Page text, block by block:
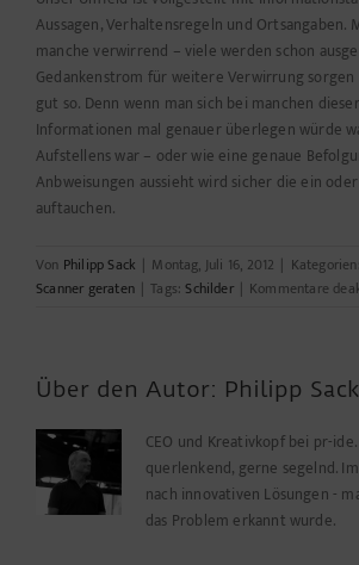
Aussagen, Verhaltensregeln und Ortsangaben.
manche verwirrend – viele werden schon
Gedankenstrom für weitere Verwirrung sorgen
gut so. Denn wenn man sich bei manchen
Informationen mal genauer überlegen würde
Aufstellens war – oder wie eine genaue
Anbweisungen aussieht wird sicher die ein
auftauchen.
Von Philipp Sack | Montag, Juli 16, 2012 | Kategorien:
Scanner geraten | Tags:Schilder | Kommentare
Über den Autor: Philipp Sack
CEO und Kreativkopf bei pr-
querlenkend, gerne segelnd.
nach innovativen Lösungen -
das Problem erkannt wurde.